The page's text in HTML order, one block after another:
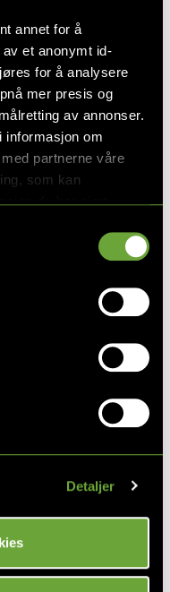
annet for å
et anonymt id-
for å analysere
mer presis og
av annonser.
informasjon om
partnerne våre
som kan
du har gjort
om hvilke
om samtykke til i
Detaljer
Guardian svartpigmentert olje
198,-